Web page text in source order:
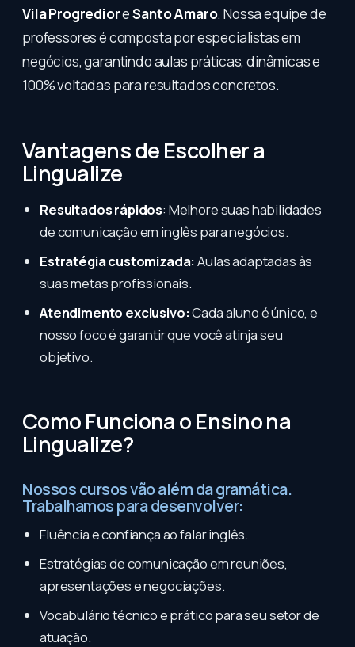
Vila ProgredioreSanto Amaro. Nossa equipe de
professores é composta por especialistas em
negócios, garantindo aulas práticas, dinâmicas e
100% voltadas para resultados concretos.
Vantagens de Escolher a
Lingualize
Resultados rápidos: Melhore suas habilidades
de comunicação em inglês para negócios.
Estratégia customizada:Aulas adaptadas às
suas metas profissionais.
Atendimento exclusivo:Cada aluno é único, e
nosso foco é garantir que você atinja seu
objetivo.
Como Funciona o Ensino na
Lingualize?
Nossos cursos vão além da gramática.
Trabalhamos para desenvolver:
Fluência e confiança ao falar inglês.
Estratégias de comunicação em reuniões,
apresentações e negociações.
Vocabulário técnico e prático para seu setor de
atuação.